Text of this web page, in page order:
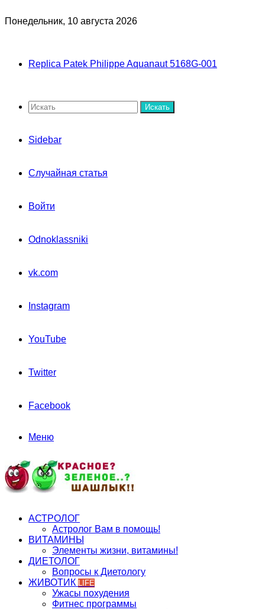
Понедельник, 10 августа 2026
Replica Patek Philippe Aquanaut 5168G-001
Искать
Sidebar
Случайная статья
Войти
Odnoklassniki
vk.com
Instagram
YouTube
Twitter
Facebook
Меню
АСТРОЛОГ
Астролог Вам в помощь!
ВИТАМИНЫ
Элементы жизни, витамины!
ДИЕТОЛОГ
Вопросы к Диетологу
ЖИВОТИК LIFE
Ужасы похудения
Фитнес программы